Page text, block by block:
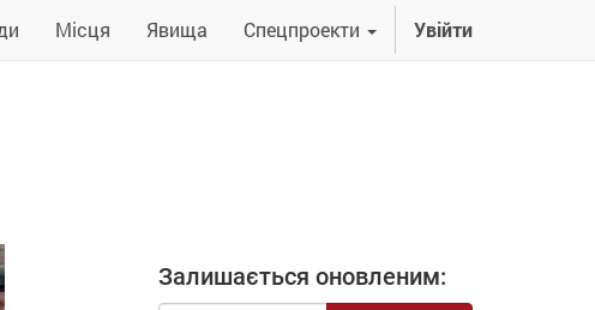
Місця Явища Спецпроекти Увійти
Залишається оновленим: